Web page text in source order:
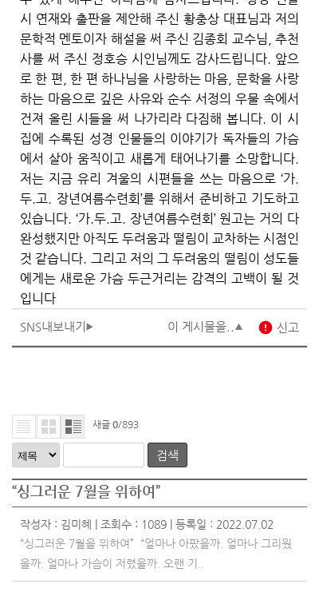
시 연재와 출판을 제안해 주신 황충상 대표님과 저의
문학적 멘토이자 해설을 써 주신 김종회 교수님, 추천
사를 써 주신 정호승 시인님께도 감사드립니다. 앞으
로 한 편, 한 편 하나님을 사랑하는 마음, 문학을 사랑
하는 마음으로 깊은 사유와 순수 서정의 우물 속에서
건져 올린 시들을 써 나가리라 다짐해 봅니다. 이 시
집에 수록된 성경 인물들의 이야기가 독자들의 가슴
에서 살아 움직이고 새롭게 태어나기를 소망합니다.
저는 지금 유리 겨울의 시편들을 쓰는 마음으로 ‘가.
두.고. 장년여름수련회’를 위해서 준비하고 기도하고
있습니다. ‘가.두.고. 장년여름수련회’ 원고는 거의 다
완성했지만 아직도 두려움과 떨림이 교차하는 시점인
것 같습니다. 그리고 저의 그 두려움의 떨림이 성도들
에게는 새로운 가슴 두근거리는 감격의 고백이 될 것
입니다
SNS내보내기 이 게시물을.. error 신고
새글 0/893
검색
“싱그러운 7월을 위하여”
작성자 : 김미혜
| 조회수 : 1089 | 등록일 : 2022.07.02
“싱그러운 7월을 위하여” “얼마나 아팠을까. 얼마나 그리웠
을까. 얼마나 가슴이 저렸을까. 오랜 기..